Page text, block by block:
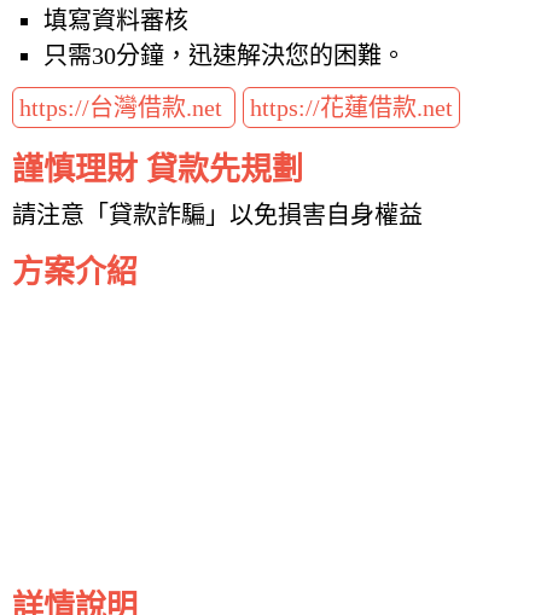
填寫資料審核
只需30分鐘，迅速解決您的困難。
https://台灣借款.net
https://花蓮借款.net
謹慎理財 貸款先規劃
請注意「貸款詐騙」以免損害自身權益
方案介紹
詳情說明